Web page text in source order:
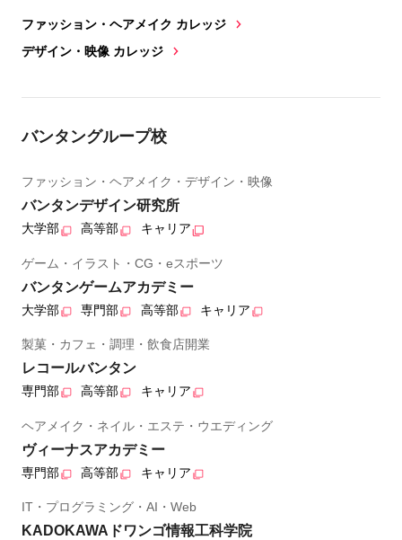
ファッション・ヘアメイク カレッジ
デザイン・映像 カレッジ
バンタングループ校
ファッション・ヘアメイク・デザイン・映像
バンタンデザイン研究所
大学部 高等部 キャリア
ゲーム・イラスト・CG・eスポーツ
バンタンゲームアカデミー
大学部 専門部 高等部 キャリア
製菓・カフェ・調理・飲食店開業
レコールバンタン
専門部 高等部 キャリア
ヘアメイク・ネイル・エステ・ウエディング
ヴィーナスアカデミー
専門部 高等部 キャリア
IT・プログラミング・AI・Web
KADOKAWAドワンゴ情報工科学院